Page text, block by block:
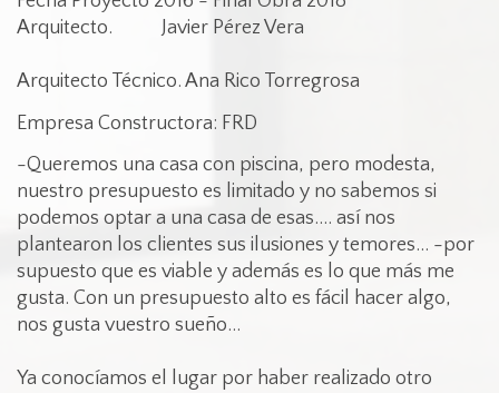
Arquitecto. Javier Pérez Vera
Arquitecto Técnico. Ana Rico Torregrosa
Empresa Constructora: FRD
-Queremos una casa con piscina, pero modesta,
nuestro presupuesto es limitado y no sabemos si
podemos optar a una casa de esas.... así nos
plantearon los clientes sus ilusiones y temores... -por
supuesto que es viable y además es lo que más me
gusta. Con un presupuesto alto es fácil hacer algo,
nos gusta vuestro sueño...
Ya conocíamos el lugar por haber realizado otro